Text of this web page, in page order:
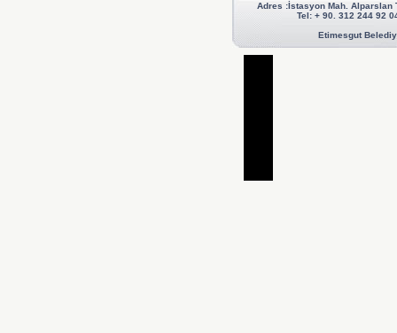
Adres :İstasyon Mah. Alparslan
Tel: + 90. 312 244 92
Etimesgut